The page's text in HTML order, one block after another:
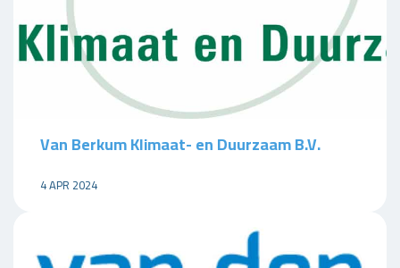
Van Berkum Klimaat- en Duurzaam B.V.
4 APR 2024